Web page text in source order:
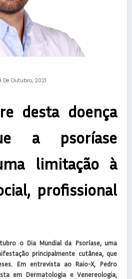
De Outubro, 2021
desta doença
a psoríase
limitação à
profissional
o Dia Mundial da Psoríase, uma
principalmente cutânea, que
Em entrevista ao Raio-X, Pedro
em Dermatologia e Venereologia,